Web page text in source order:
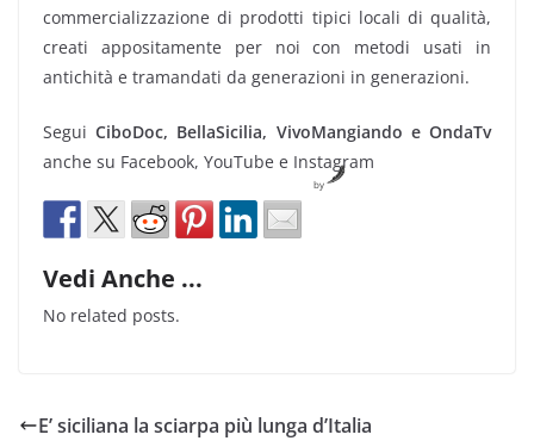
commercializzazione di prodotti tipici locali di qualità,
creati appositamente per noi con metodi usati in
antichità e tramandati da generazioni in generazioni.
Segui CiboDoc, BellaSicilia, VivoMangiando e OndaTv
anche su Facebook, YouTube e Instagram
by
Vedi Anche ...
No related posts.
E’ siciliana la sciarpa più lunga d’Italia